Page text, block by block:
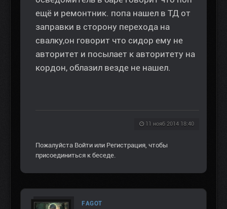
ещё и ремонтник. попа нашел в ТД от
заправки в сторону перехода на
свалку,он говорит что сидор ему не
авторитет и посылает к авторитету на
кордон, облазил везде не нашел.
11 нояб 2014 18:40
Пожалуйста Войти или Регистрация, чтобы
присоединиться к беседе.
FAGOT